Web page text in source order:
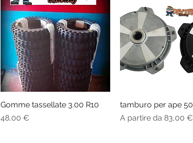
Vista rapida
Gomme tassellate 3.00 R10
Prezzo
48,00 €
Vista rapida
tamburo per ape 50
A partire da 83,00 €
Prezzo scontato